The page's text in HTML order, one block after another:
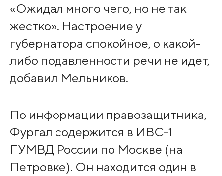
«Ожидал много чего, но не так
жестко». Настроение у
губернатора спокойное, о какой-
либо подавленности речи не идет,
добавил Мельников.
По информации правозащитника,
Фургал содержится в ИВС-1
ГУМВД России по Москве (на
Петровке). Он находится один в